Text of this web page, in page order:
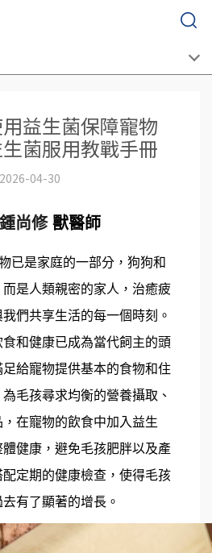
益生菌保障寵物
菌服用教戰手冊
2026-04-30
尚修 獸醫師
已是家庭的一部分，狗狗和
是人類親密的家人，治癒疲
們共享生活的每一個時刻。
和健康已成為當代飼主的頭
給寵物提供基本的食物和住
毛孩尋求均衡的營養攝取、
在寵物的飲食中加入益生
健康，避免毛孩肥胖以及產
定期的健康檢查，使得毛孩
有了顯著的增長。